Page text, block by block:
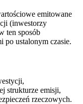
emitowane
(inwestorzy
ten sposób
po ustalonym czasie.
strukturze emisji,
rzeczowych.